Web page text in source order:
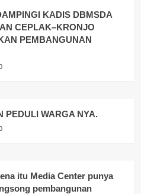
KADIS DBMSDA
CEPLAK–KRONJO
PEMBANGUNAN
PEDULI WARGA NYA.
itu Media Center punya
pembangunan